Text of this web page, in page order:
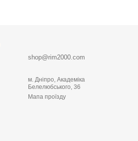
shop@rim2000.com
м. Дніпро, Академіка
Белелюбського, 36
Мапа проїзду